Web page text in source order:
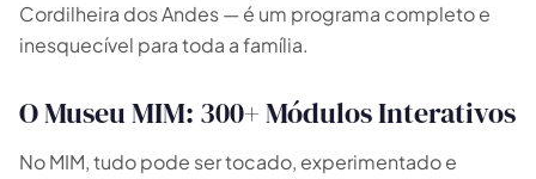
Cordilheira dos Andes — é um programa completo e
inesquecível para toda a família.
O Museu MIM: 300+ Módulos Interativos
No MIM, tudo pode ser tocado, experimentado e